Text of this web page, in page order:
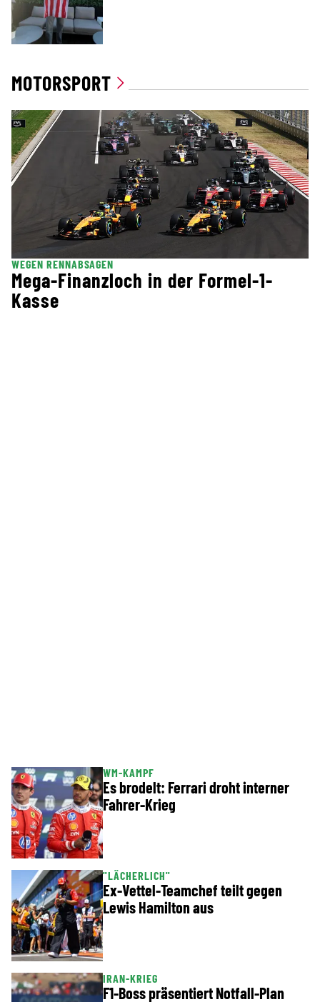
MOTORSPORT
WEGEN RENNABSAGEN
Mega-Finanzloch in der Formel-1-
Kasse
WM-KAMPF
Es brodelt: Ferrari droht interner
Fahrer-Krieg
"LÄCHERLICH"
Ex-Vettel-Teamchef teilt gegen
Lewis Hamilton aus
IRAN-KRIEG
F1-Boss präsentiert Notfall-Plan